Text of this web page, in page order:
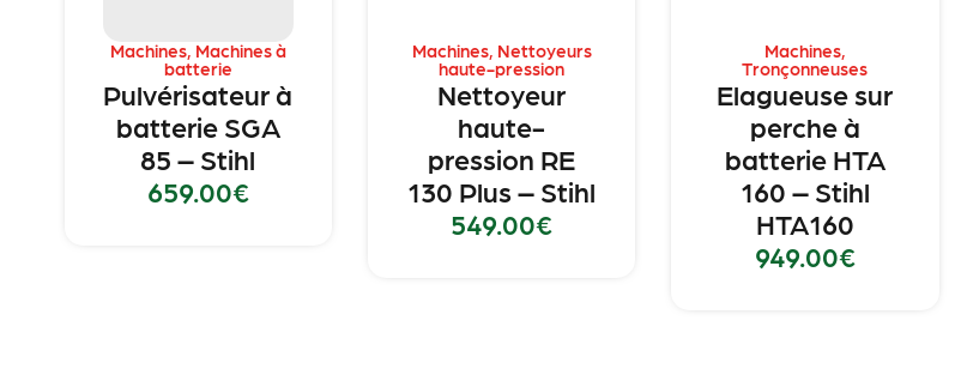
Machines, Machines à
batterie
Pulvérisateur à
batterie SGA
85 – Stihl
659.00€
Machines, Nettoyeurs
haute-pression
Nettoyeur
haute-
pression RE
130 Plus – Stihl
549.00€
Machines,
Tronçonneuses
Elagueuse sur
perche à
batterie HTA
160 – Stihl
HTA160
949.00€